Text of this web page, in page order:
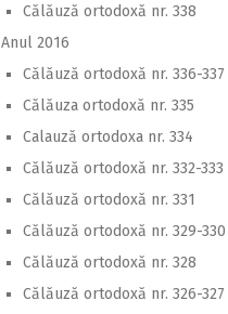
Călăuză ortodoxă nr. 338
Anul 2016
Călăuză ortodoxă nr. 336-337
Călăuza ortodoxă nr. 335
Calauză ortodoxa nr. 334
Călăuză ortodoxă nr. 332-333
Călăuză ortodoxă nr. 331
Călăuză ortodoxă nr. 329-330
Călăuză ortodoxă nr. 328
Călăuză ortodoxă nr. 326-327